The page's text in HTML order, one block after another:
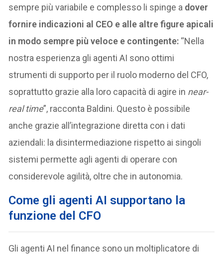
sempre più variabile e complesso li spinge a dover
fornire indicazioni al CEO e alle altre figure apicali
in modo sempre più veloce e contingente: “Nella
nostra esperienza gli agenti AI sono ottimi
strumenti di supporto per il ruolo moderno del CFO,
soprattutto grazie alla loro capacità di agire in near-
real time”, racconta Baldini. Questo è possibile
anche grazie all’integrazione diretta con i dati
aziendali: la disintermediazione rispetto ai singoli
sistemi permette agli agenti di operare con
considerevole agilità, oltre che in autonomia.
Come gli agenti AI supportano la
funzione del CFO
Gli agenti AI nel finance sono un moltiplicatore di